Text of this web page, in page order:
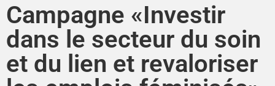
Campagne «Investir
dans le secteur du soin
et du lien et revaloriser